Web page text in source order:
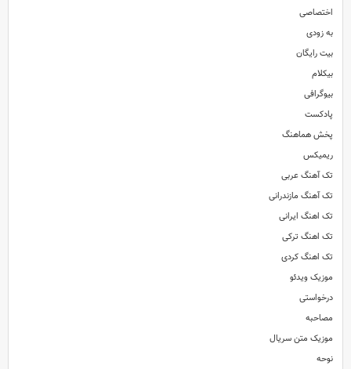
اختصاصی
به زودی
بیت رایگان
بیکلام
بیوگرافی
پادکست
پخش هماهنگ
ریمیکس
تک آهنگ عربی
تک آهنگ مازندرانی
تک اهنگ ایرانی
تک اهنگ ترکی
تک اهنگ کردی
موزیک ویدئو
درخواستی
مصاحبه
موزیک متن سریال
نوحه